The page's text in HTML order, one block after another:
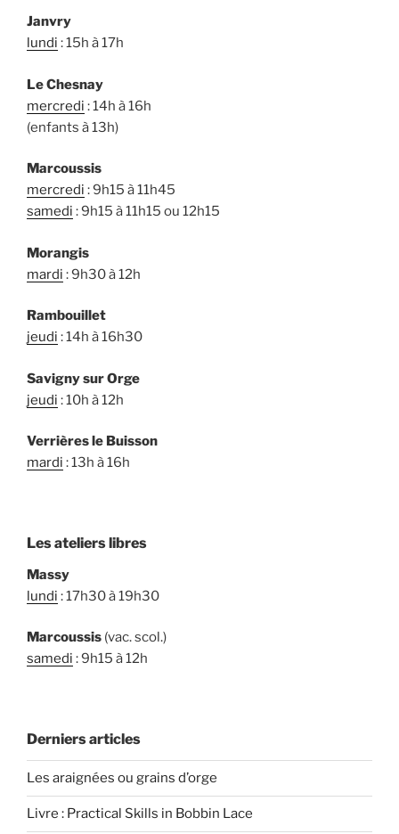
Janvry
lundi : 15h à 17h
Le Chesnay
mercredi : 14h à 16h
(enfants à 13h)
Marcoussis
mercredi : 9h15 à 11h45
samedi : 9h15 à 11h15 ou 12h15
Morangis
mardi : 9h30 à 12h
Rambouillet
jeudi : 14h à 16h30
Savigny sur Orge
jeudi : 10h à 12h
Verrières le Buisson
mardi : 13h à 16h
Les ateliers libres
Massy
lundi : 17h30 à 19h30
Marcoussis (vac. scol.)
samedi : 9h15 à 12h
Derniers articles
Les araignées ou grains d’orge
Livre : Practical Skills in Bobbin Lace